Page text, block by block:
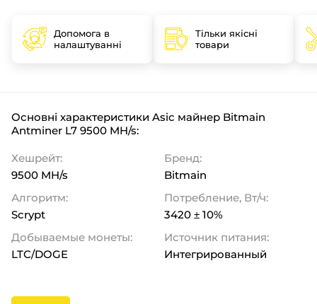
Допомога в
налаштуванні
Тільки якісні
товари
Основні характеристики Asic майнер Bitmain
Antminer L7 9500 MH/s:
Хешрейт:
9500 MH/s
Бренд:
Bitmain
Алгоритм:
Scrypt
Потребление, Вт/ч:
3420 ± 10%
Добываемые монеты:
LTC/DOGE
Источник питания:
Интегрированный